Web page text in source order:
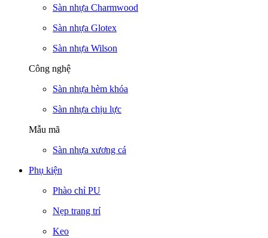
Sàn nhựa Charmwood
Sàn nhựa Glotex
Sàn nhựa Wilson
Công nghệ
Sàn nhựa hèm khóa
Sàn nhựa chịu lực
Mẫu mã
Sàn nhựa xương cá
Phụ kiện
Phào chỉ PU
Nẹp trang trí
Keo